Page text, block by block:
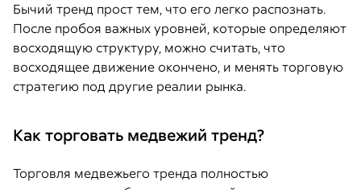
Бычий тренд прост тем, что его легко распознать.
После пробоя важных уровней, которые определяют
восходящую структуру, можно считать, что
восходящее движение окончено, и менять торговую
стратегию под другие реалии рынка.
Как торговать медвежий тренд?
Торговля медвежьего тренда полностью